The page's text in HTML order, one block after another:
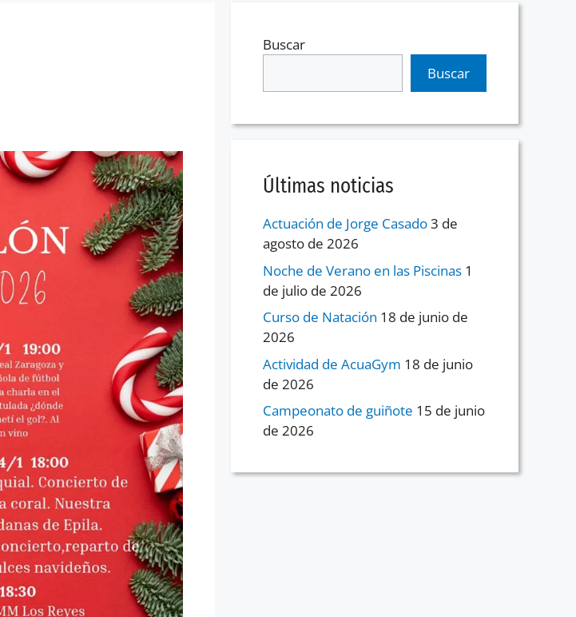
Buscar
Buscar
Últimas noticias
Actuación de Jorge Casado3 de
agosto de 2026
Noche de Verano en las Piscinas 1
de julio de 2026
Curso de Natación 18 de junio de
2026
Actividad de AcuaGym 18 de junio
de 2026
Campeonato de guiñote 15 de junio
de 2026